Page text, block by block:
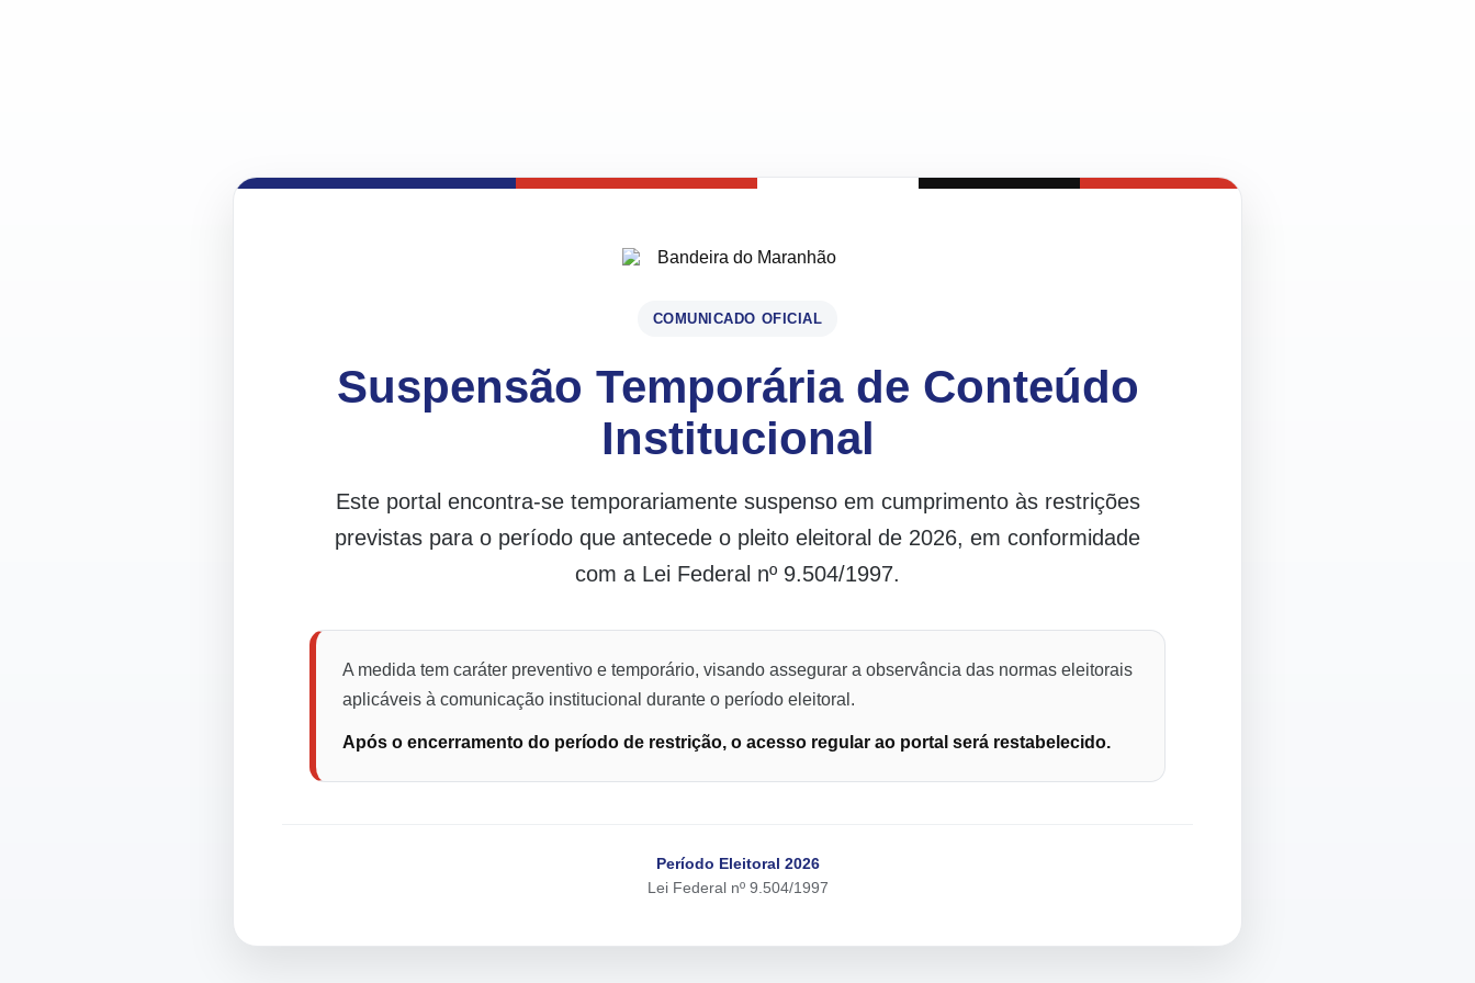
COMUNICADO OFICIAL
Suspensão Temporária de Conteúdo
Institucional
Este portal encontra-se temporariamente suspenso em cumprimento às restrições
previstas para o período que antecede o pleito eleitoral de 2026, em conformidade
com a Lei Federal nº 9.504/1997.
A medida tem caráter preventivo e temporário, visando assegurar a observância das normas eleitorais
aplicáveis à comunicação institucional durante o período eleitoral.
Após o encerramento do período de restrição, o acesso regular ao portal será restabelecido.
Período Eleitoral 2026
Lei Federal nº 9.504/1997